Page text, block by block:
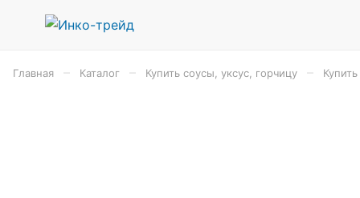
Главная Каталог Купить соусы, уксус, горчицу